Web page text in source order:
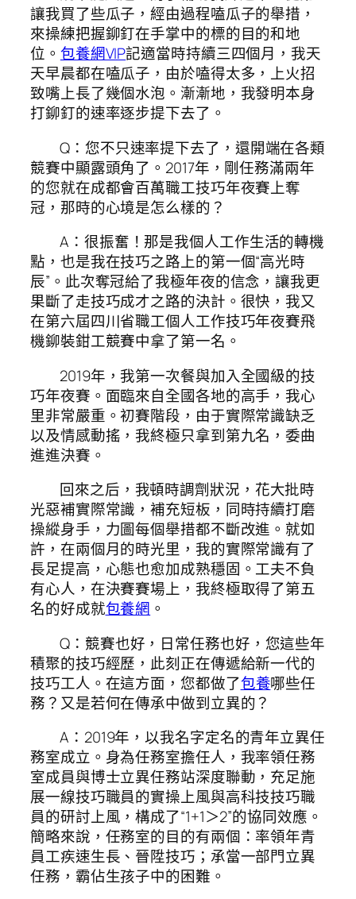
讓我買了些瓜子，經由過程嗑瓜子的舉措，
來操練把握鉚釘在手掌中的標的目的和地
位。 包養網VIP記適當時持續三四個月，我天
天早晨都在嗑瓜子，由於嗑得太多，上火招
致嘴上長了幾個水泡。漸漸地，我發明本身
打鉚釘的速率逐步提下去了。
Q：您不只速率提下去了，還開端在各類
競賽中顯露頭角了。2017年，剛任務滿兩年
的您就在成都會百萬職工技巧年夜賽上奪
冠，那時的心境是怎么樣的？
A：很振奮！那是我個人工作生活的轉機
點，也是我在技巧之路上的第一個“高光時
辰”。此次奪冠給了我極年夜的信念，讓我更
果斷了走技巧成才之路的決計。很快，我又
在第六屆四川省職工個人工作技巧年夜賽飛
機鉚裝鉗工競賽中拿了第一名。
2019年，我第一次餐與加入全國級的技
巧年夜賽。面臨來自全國各地的高手，我心
里非常嚴重。初賽階段，由于實際常識缺乏
以及情感動搖，我終極只拿到第九名，委曲
進進決賽。
回來之后，我頓時調劑狀況，花大批時
光惡補實際常識，補充短板，同時持續打磨
操縱身手，力圖每個舉措都不斷改進。就如
許，在兩個月的時光里，我的實際常識有了
長足提高，心態也愈加成熟穩固。工夫不負
有心人，在決賽賽場上，我終極取得了第五
名的好成就包養網 。
Q：競賽也好，日常任務也好，您這些年
積聚的技巧經歷，此刻正在傳遞給新一代的
技巧工人。在這方面，您都做了包養哪些任
務？又是若何在傳承中做到立異的？
A：2019年，以我名字定名的青年立異任
務室成立。身為任務室擔任人，我率領任務
室成員與博士立異任務站深度聯動，充足施
展一線技巧職員的實操上風與高科技技巧職
員的研討上風，構成了“1+1＞2”的協同效應。
簡略來說，任務室的目的有兩個：率領年青
員工疾速生長、晉陞技巧；承當一部門立異
任務，霸佔生孩子中的困難。